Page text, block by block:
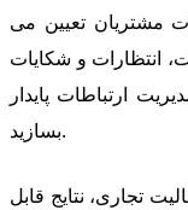
مشتریان تعیین می
انتظارات و شكایات
ارتباطات پایدار
بسازید.
تجاری، نتایج قابل